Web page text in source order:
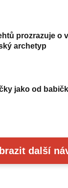
prozrazuje o
archetyp
jako od
další